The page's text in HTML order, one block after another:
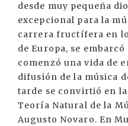
desde muy pequeña
excepcional para la
carrera fructífera en
de Europa, se
comenzó una vida de
difusión de la música
tarde se convirtió en
Teoría Natural de la
Augusto Novaro. En